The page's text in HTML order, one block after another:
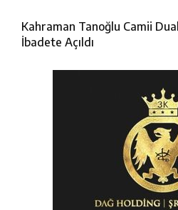
Kahraman Tanoğlu Camii
İbadete Açıldı